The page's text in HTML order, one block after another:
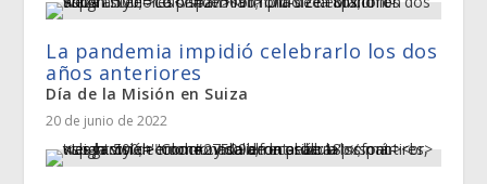
La pandemia impidió celebrarlo los dos
años anteriores
Día de la Misión en Suiza
20 de junio de 2022